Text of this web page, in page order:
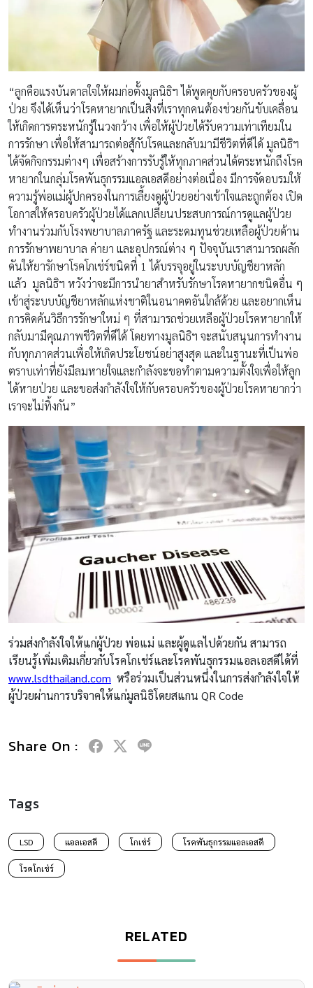
“ลูกคือแรงบันดาลใจให้ผมก่อตั้งมูลนิธิฯ ได้พูดคุยกับครอบครัวของผู้
ป่วย จึงได้เห็นว่าโรคหายากเป็นสิ่งที่เราทุกคนต้องช่วยกันขับเคลื่อน
ให้เกิดการตระหนักรู้ในวงกว้าง เพื่อให้ผู้ป่วยได้รับความเท่าเทียมใน
การรักษา เพื่อให้สามารถต่อสู้กับโรคและกลับมามีชีวิตที่ดีได้ มูลนิธิฯ
ได้จัดกิจกรรมต่างๆ เพื่อสร้างการรับรู้ให้ทุกภาคส่วนได้ตระหนักถึงโรค
หายากในกลุ่มโรคพันธุกรรมแอลเอสดีอย่างต่อเนื่อง มีการจัดอบรมให้
ความรู้พ่อแม่ผู้ปกครองในการเลี้ยงดูผู้ป่วยอย่างเข้าใจและถูกต้อง เปิด
โอกาสให้ครอบครัวผู้ป่วยได้แลกเปลี่ยนประสบการณ์การดูแลผู้ป่วย
ทำงานร่วมกับโรงพยาบาลภาครัฐ และระดมทุนช่วยเหลือผู้ป่วยด้าน
การรักษาพยาบาล ค่ายา และอุปกรณ์ต่าง ๆ ปัจจุบันเราสามารถผลัก
ดันให้ยารักษาโรคโกเช่ร์ชนิดที่ 1 ได้บรรจุอยู่ในระบบบัญชียาหลัก
แล้ว มูลนิธิฯ หวังว่าจะมีการนำยาสำหรับรักษาโรคหายากชนิดอื่น ๆ
เข้าสู่ระบบบัญชียาหลักแห่งชาติในอนาคตอันใกล้ด้วย และอยากเห็น
การคิดค้นวิธีการรักษาใหม่ ๆ ที่สามารถช่วยเหลือผู้ป่วยโรคหายากให้
กลับมามีคุณภาพชีวิตที่ดีได้ โดยทางมูลนิธิฯ จะสนับสนุนการทำงาน
กับทุกภาคส่วนเพื่อให้เกิดประโยชน์อย่าสูงสุด และในฐานะที่เป็นพ่อ
ตราบเท่าที่ยังมีลมหายใจและกำลังจะขอทำตามความตั้งใจเพื่อให้ลูก
ได้หายป่วย และขอส่งกำลังใจให้กับครอบครัวของผู้ป่วยโรคหายากว่า
เราจะไม่ทิ้งกัน”
ร่วมส่งกำลังใจให้แก่ผู้ป่วย พ่อแม่ และผู้ดูแลไปด้วยกัน สามารถ
เรียนรู้เพิ่มเติมเกี่ยวกับโรคโกเช่ร์และโรคพันธุกรรมแอลเอสดีได้ที่
www.lsdthailand.com หรือร่วมเป็นส่วนหนึ่งในการส่งกำลังใจให้
ผู้ป่วยผ่านการบริจาคให้แก่มูลนิธิโดยสแกน QR Code
Share On :
Tags
LSD แอลเอสดี โกเช่ร์ โรคพันธุกรรมแอลเอสดี
โรคโกเช่ร์
RELATED